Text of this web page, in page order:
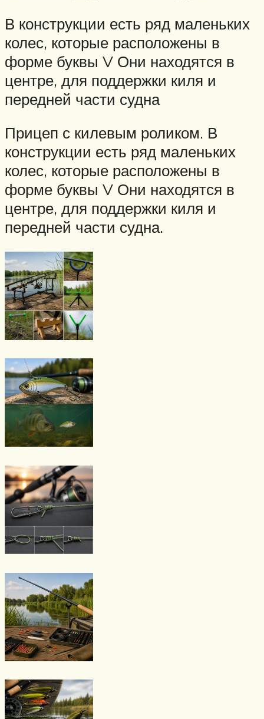
В конструкции есть ряд маленьких
колес, которые расположены в
форме буквы V Они находятся в
центре, для поддержки киля и
передней части судна
Прицеп с килевым роликом. В
конструкции есть ряд маленьких
колес, которые расположены в
форме буквы V Они находятся в
центре, для поддержки киля и
передней части судна.